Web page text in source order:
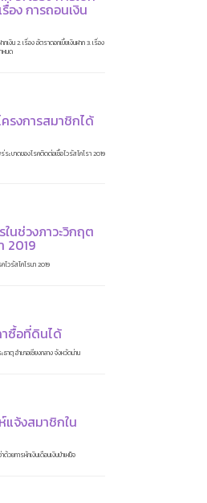
อง การถอนเงิน
งิน 2. เรื่อง อัตราดอกเบี้ยเงินฝาก 3. เรื่อง
หนด
รงการสมาชิกได้
ะบาดของโรคติดต่อเชื้อไวรัสโคโรา 2019
ในช่วงภาวะวิกฤต
2019
ไวรัสโคโรนา 2019
าซื้อที่ดินได้
าตุ อำเภอเชียงกลาง จังหวัดน่าน
แจ้งสมาชิกใน
วยการหักเงินเดือนเงินบำเหน็จ